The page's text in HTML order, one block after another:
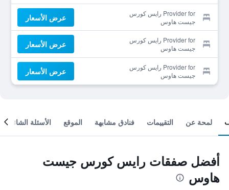
Provider for رايس كورس
جيست هاوس
عرض الأسعار
Provider for رايس كورس
جيست هاوس
عرض الأسعار
Provider for رايس كورس
جيست هاوس
عرض الأسعار
لمحة عن التقييمات فنادق مشابهة الموقع الأسئلة الشائعة
أفضل صفقات رايس كورس جيست
هاوس